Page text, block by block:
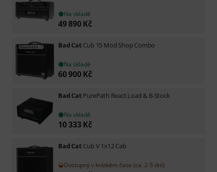
Na skladě
49 890 Kč
Bad Cat Cub 15 Mod Shop Combo
Na skladě
60 900 Kč
Bad Cat PurePath React Load & B-Stock
Na skladě
10 333 Kč
Bad Cat Cub V 1x12 Cab
Dostupný v krátkém čase (ca. 2-5 dní)